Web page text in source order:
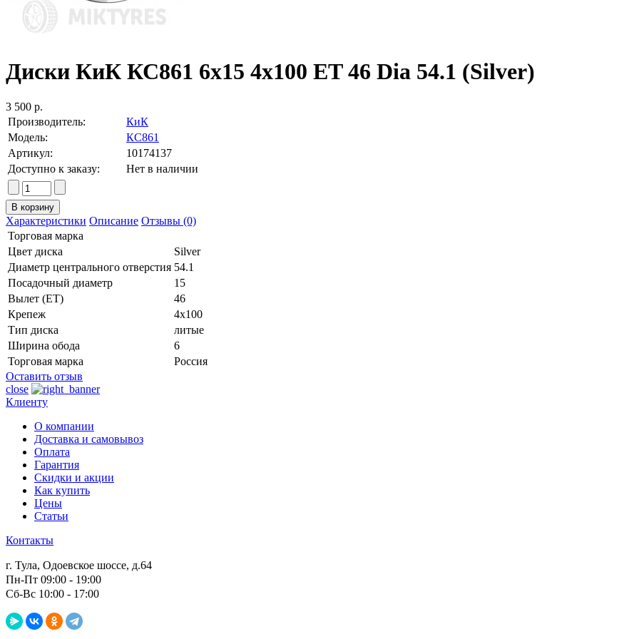
Диски КиК КС861 6x15 4x100 ET 46 Dia 54.1 (Silver)
3 500 р.
Производитель:
КиК
Модель:
КС861
Артикул:
10174137
Доступно к заказу:
Нет в наличии
Характеристики Описание Отзывы (0)
Торговая марка
Цвет диска
Silver
Диаметр центрального отверстия 54.1
Посадочный диаметр
15
Вылет (ET)
46
Крепеж
4x100
Тип диска
литые
Ширина обода
6
Торговая марка
Россия
Оставить отзыв
close
Клиенту
О компании
Доставка и самовывоз
Оплата
Гарантия
Скидки и акции
Как купить
Цены
Статьи
Контакты
г. Тула, Одоевское шоссе, д.64
Пн-Пт 09:00 - 19:00
Сб-Вс 10:00 - 17:00